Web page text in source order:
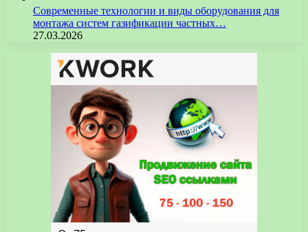
Современные технологии и виды оборудования для
монтажа систем газификации частных…
27.03.2026